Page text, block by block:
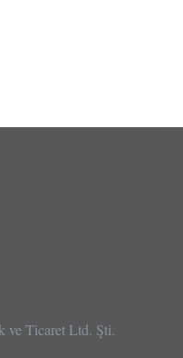
ve Ticaret Ltd. Şti.